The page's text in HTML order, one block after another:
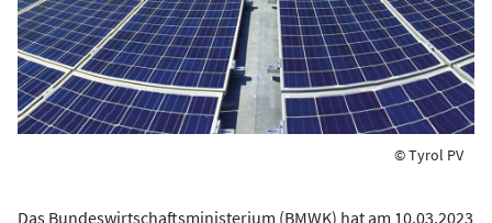
© Tyrol PV
Das Bundeswirtschaftsministerium (BMWK) hat am 10.03.2023